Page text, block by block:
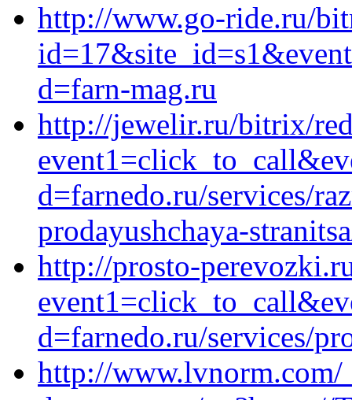
http://www.go-ride.ru/
d=farn-mag.ru
http://jewelir.ru/bitrix/
d=farnedo.ru/services/
prodayushchaya-
http://prosto-
d=farnedo.ru/services/
http://www.lvnorm.com/